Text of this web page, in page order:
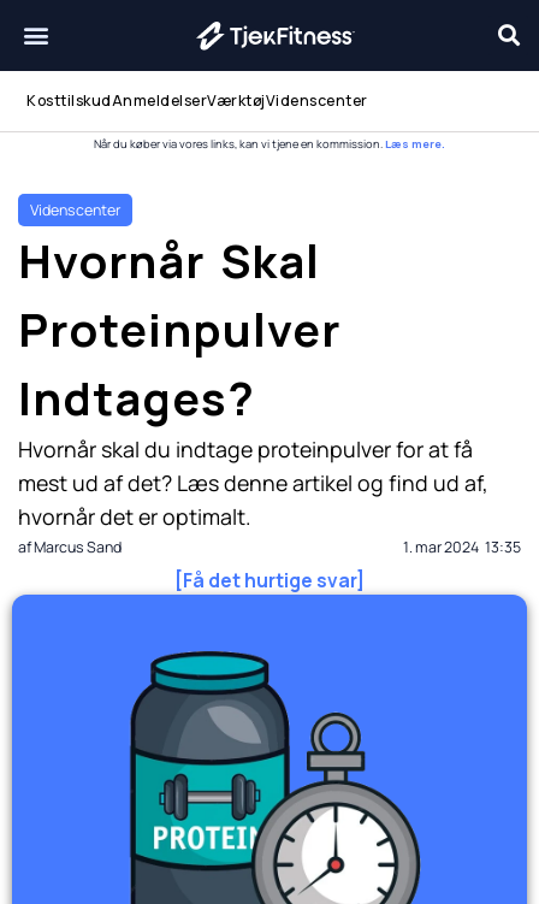
indholdet
KosttilskudAnmeldelserVærktøjVidenscenter
Når du køber via vores links, kan vi tjene en kommission.Læs mere.
Videnscenter
Hvornår Skal
Proteinpulver
Indtages?
Hvornår skal du indtage proteinpulver for at få
mest ud af det? Læs denne artikel og find ud af,
hvornår det er optimalt.
afMarcus Sand 1. mar 2024 13:35
[Få det hurtige svar]